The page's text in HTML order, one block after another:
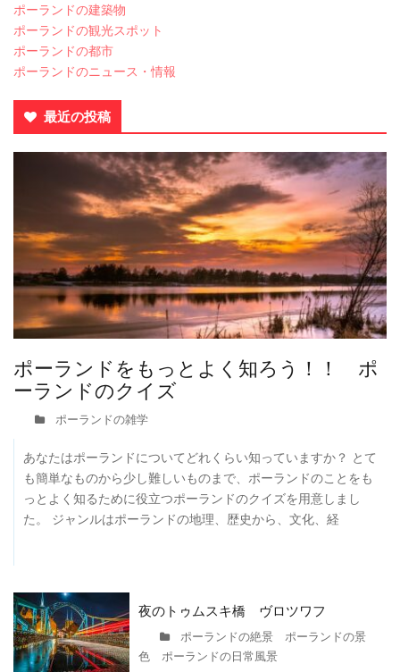
ポーランドの建築物
ポーランドの観光スポット
ポーランドの都市
ポーランドのニュース・情報
最近の投稿
ポーランドをもっとよく知ろう！！ ポ
ーランドのクイズ
ポーランドの雑学
あなたはポーランドについてどれくらい知っていますか？ とて
も簡単なものから少し難しいものまで、ポーランドのことをも
っとよく知るために役立つポーランドのクイズを用意しまし
た。 ジャンルはポーランドの地理、歴史から、文化、経
夜のトゥムスキ橋 ヴロツワフ
ポーランドの絶景 ポーランドの景
色 ポーランドの日常風景